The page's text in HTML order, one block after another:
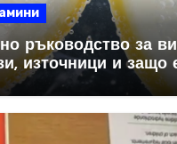
ръководство за
източници и защо
система